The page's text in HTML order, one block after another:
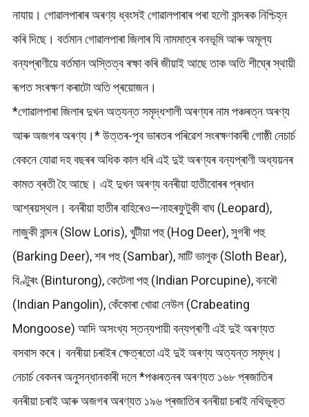
নাযায়। গোৱালপাৰাৰ অৰণ্য ধ্বংসই গোৱালপাৰাৰ পৰা হলৌ বান্দৰক নিশ্চিহ্ন
কৰি দিছে। বৰ্তমান গোৱালপাৰা জিলাৰ যি নামমাত্ৰ বনভূমি আৰু অমূল্য
বন্যপ্ৰাণীয়ে বৰ্তমান অস্তিত্ব ৰক্ষা কৰি জীয়াই আছে তাক অতি শীঘ্ৰে স্থায়ী
ৰূপত সংৰক্ষণ কৰাটো অতি প্ৰয়োজন।
*গোৱালপাৰা জিলাৰ দুখন অত্যন্ত সমৃদ্ধশালী অৰণ্যৰ নাম পঞ্চৰত্ন অৰণ্য
আৰু অজগৰ অৰণ্য।* উত্তৰ-পূব ভাৰতৰ পৰিৱেশ সংৰক্ষণকাৰী গোষ্ঠী নেচাৰ্চ
বেকনে যোৱা দহ বছৰৰ অধিক কাল ধৰি এই দুই অৰণ্যৰ বন্যপ্ৰাণী অধ্যয়নৰ
কামত ব্ৰতী হৈ আছে। এই দুখন অৰণ্য বনৰীয়া হাতীবোৰৰ প্ৰধান
আশ্ৰয়স্থল। বনৰীয়া হাতীৰ বাহিৰেও—নাহৰফুটুকী বাঘ (Leopard),
লাজুকী বান্দৰ (Slow Loris), খুটীয়া পহু (Hog Deer), সুগৰী পহু
(Barking Deer), শৰ পহু (Sambar), মাটি ভালুক (Sloth Bear),
বিণ্টুৰং (Binturong), কেটেলা পহু (Indian Porcupine), বনৰৌ
(Indian Pangolin), কেঁকোৰা খোৱা নেউল (Crabeating
Mongoose) আদি অসংখ্য স্তন্যপায়ী বন্যপ্ৰাণী এই দুই অৰণ্যত
বসবাস কৰে। বনৰীয়া চৰাইৰ ক্ষেত্ৰতো এই দুই অৰণ্য অত্যন্ত সমৃদ্ধ।
নেচাৰ্চ বেকনৰ অনুসন্ধানকাৰী দলে *পঞ্চৰত্নৰ অৰণ্যত ১৬৮ প্ৰজাতিৰ
বনৰীয়া চৰাই আৰু অজগৰ অৰণ্যত ১৯৬ প্ৰজাতিৰ বনৰীয়া চৰাই নথিভুক্ত